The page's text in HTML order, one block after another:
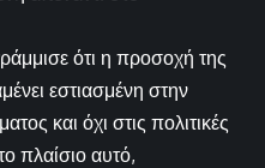
ότι η προσοχή της
εστιασμένη στην
και όχι στις πολιτικές
πλαίσιο αυτό,